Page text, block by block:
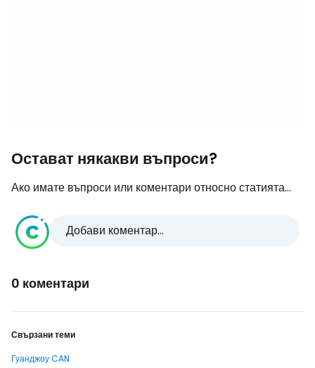
Остават някакви въпроси?
Ако имате въпроси или коментари относно статията...
Добави коментар...
0 коментари
Свързани теми
Гуанджоу CAN